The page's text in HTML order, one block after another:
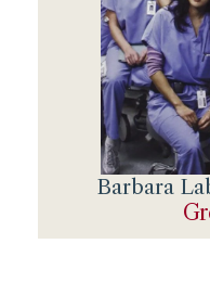
Barbara